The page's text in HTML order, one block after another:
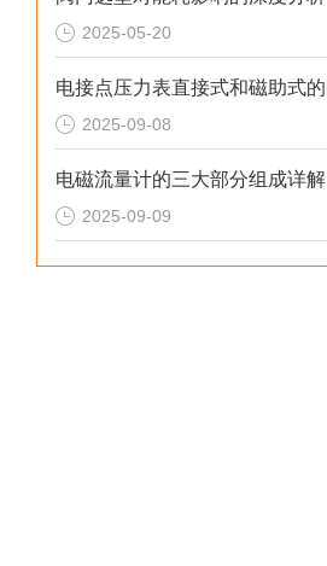
2025-05-20
2025-09-08
电磁流量计的三大部分组成详解
2025-09-09